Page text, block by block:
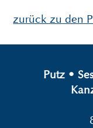
zurück zu den
Putz •